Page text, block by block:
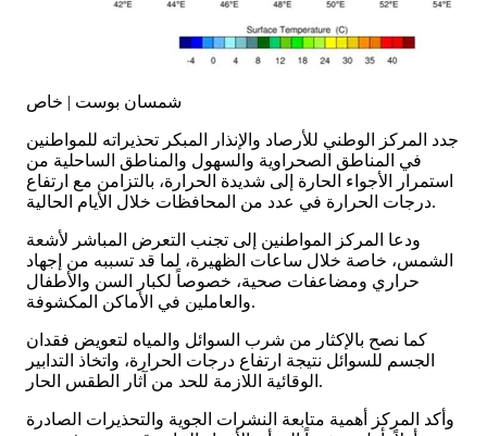
شمسان بوست | خاص
جدد المركز الوطني للأرصاد والإنذار المبكر تحذيراته للمواطنين
في المناطق الصحراوية والسهول والمناطق الساحلية من
استمرار الأجواء الحارة إلى شديدة الحرارة، بالتزامن مع ارتفاع
درجات الحرارة في عدد من المحافظات خلال الأيام الحالية.
ودعا المركز المواطنين إلى تجنب التعرض المباشر لأشعة
الشمس، خاصة خلال ساعات الظهيرة، لما قد تسببه من إجهاد
حراري ومضاعفات صحية، خصوصاً لكبار السن والأطفال
والعاملين في الأماكن المكشوفة.
كما نصح بالإكثار من شرب السوائل والمياه لتعويض فقدان
الجسم للسوائل نتيجة ارتفاع درجات الحرارة، واتخاذ التدابير
الوقائية اللازمة للحد من آثار الطقس الحار.
وأكد المركز أهمية متابعة النشرات الجوية والتحذيرات الصادرة